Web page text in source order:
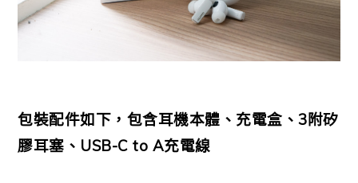
包裝配件如下，包含耳機本體、充電盒、3附矽
膠耳塞、USB-C to A充電線